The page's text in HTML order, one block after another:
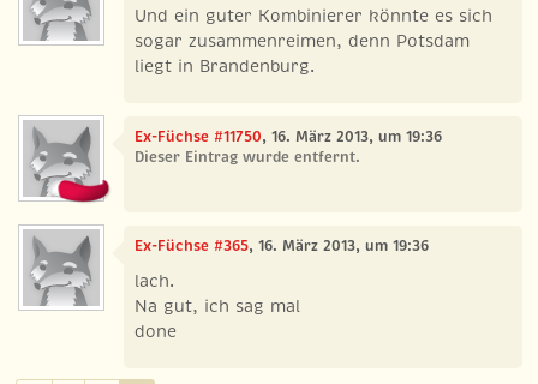
Und ein guter Kombinierer könnte es sich
sogar zusammenreimen, denn Potsdam
liegt in Brandenburg.
Ex-Füchse #11750, 16. März 2013, um 19:36
Dieser Eintrag wurde entfernt.
Ex-Füchse #365, 16. März 2013, um 19:36
lach.
Na gut, ich sag mal
done